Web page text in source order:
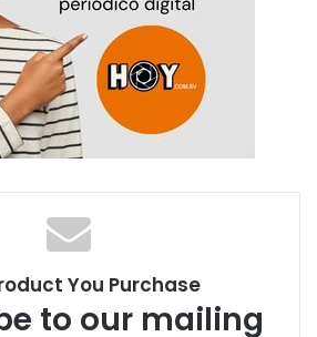
You Purchase
to our mailing